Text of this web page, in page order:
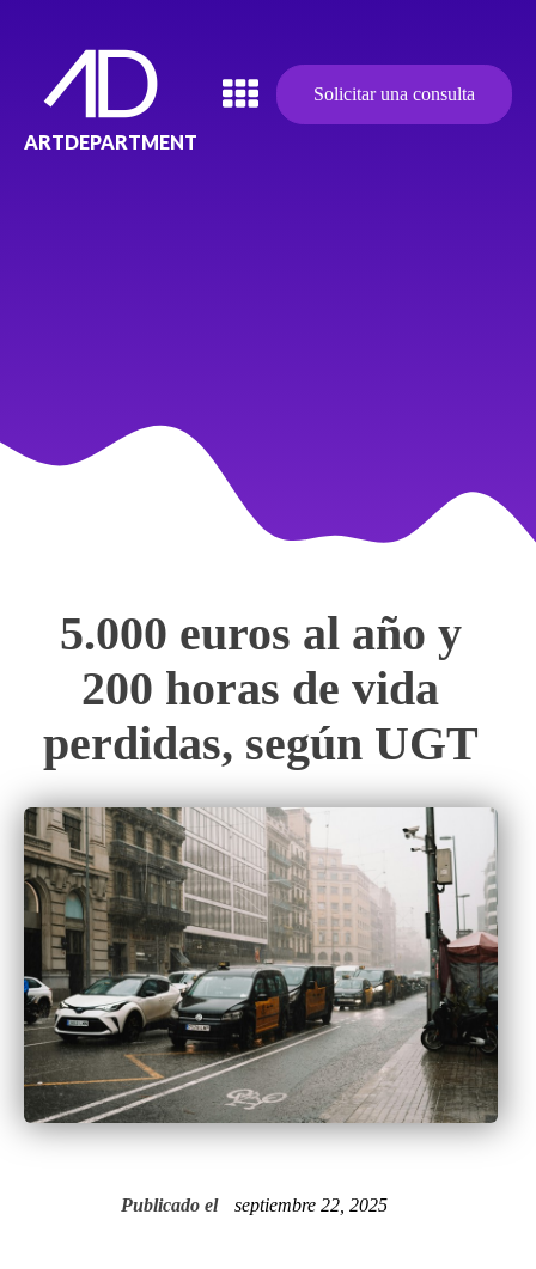
ARTDEPARTMENT
Solicitar una consulta
5.000 euros al año y
200 horas de vida
perdidas, según UGT
Publicado el septiembre 22, 2025